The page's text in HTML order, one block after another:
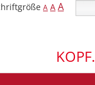
A A A